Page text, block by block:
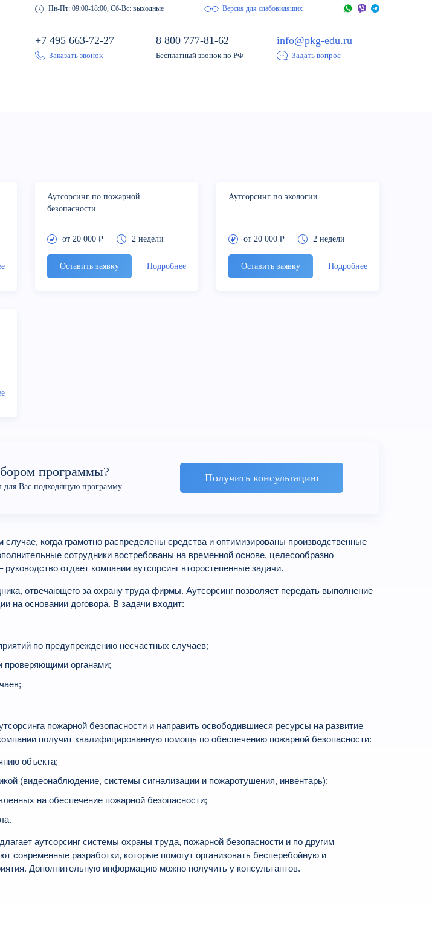
Пн-Пт: 09:00-18:00, Сб-Вс: выходные Версия для слабовидящих
+7 495 663-72-27
Заказать звонок
8 800 777-81-62
Бесплатный звонок по РФ
info@pkg-edu.ru
Задать вопрос
Аутсорсинг по пожарной
безопасности
от 20 000 ₽ 2 недели
Оставить заявку Подробнее
Аутсорсинг по экологии
от 20 000 ₽ 2 недели
Оставить заявку Подробнее
программы?
Вас подходящую программу
Получить консультацию
когда грамотно распределены средства и оптимизированы производственные
сотрудники востребованы на временной основе, целесообразно
отдает компании аутсорсинг второстепенные задачи.
отвечающего за охрану труда фирмы. Аутсорсинг позволяет передать выполнение
на основании договора. В задачи входит:
по предупреждению несчастных случаев;
проверяющими органами;
пожарной безопасности и направить освободившиеся ресурсы на развитие
получит квалифицированную помощь по обеспечению пожарной безопасности:
объекта;
(видеонаблюдение, системы сигнализации и пожаротушения, инвентарь);
на обеспечение пожарной безопасности;
аутсорсинг системы охраны труда, пожарной безопасности и по другим
современные разработки, которые помогут организовать бесперебойную и
Дополнительную информацию можно получить у консультантов.